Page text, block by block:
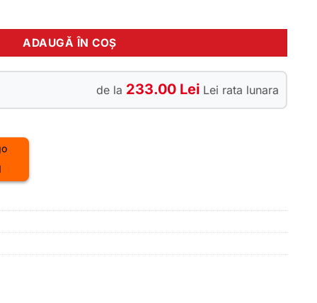
One22 Pro metalblack black 29 M
ADAUGĂ ÎN COȘ
de la 233.00 Lei Lei rata lunara